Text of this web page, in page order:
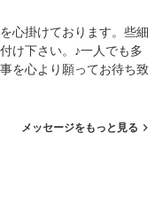
心掛けております。些細
け下さい。♪一人でも多
を心より願ってお待ち致
メッセージをもっと見る